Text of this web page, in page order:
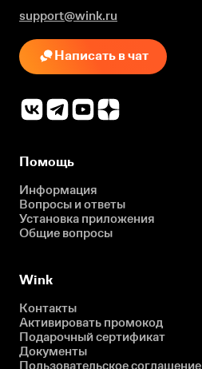
support@wink.ru
Написать в чат
Помощь
Информация
Вопросы и ответы
Установка приложения
Общие вопросы
Wink
Контакты
Активировать промокод
Подарочный сертификат
Документы
Пользовательское соглашение